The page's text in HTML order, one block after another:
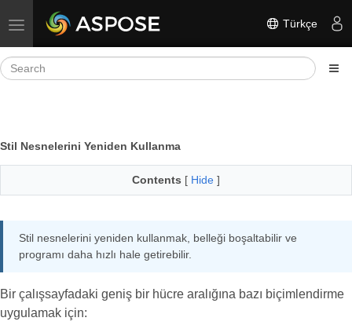
Toggle navigation Türkçe
Stil Nesnelerini Yeniden Kullanma
Contents [ Hide ]
Stil nesnelerini yeniden kullanmak, belleği boşaltabilir ve
programı daha hızlı hale getirebilir.
Bir çalışsayfadaki geniş bir hücre aralığına bazı biçimlendirme
uygulamak için: